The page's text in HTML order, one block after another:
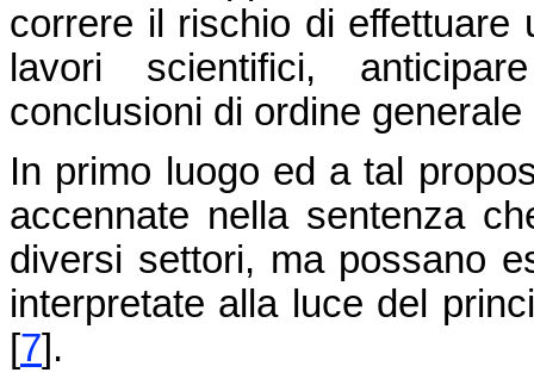
correre il rischio di effettuare
lavori scientifici,
conclusioni di ordine
In primo luogo ed a tal
accennate nella sentenza
diversi settori, ma possano
interpretate alla luce del
[7].